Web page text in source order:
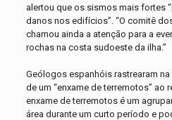
alertou que os sismos mais fortes
danos nos edifícios”. “O comitê
chamou ainda a atenção para a
rochas na costa sudoeste da ilha.”
Geólogos espanhóis rastrearam
de um “enxame de terremotos” ao
enxame de terremotos é um
área durante um curto período e